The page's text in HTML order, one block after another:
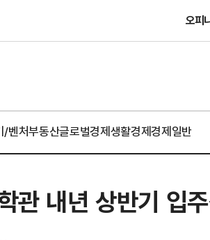
오피
/벤처부동산글로벌경제생활경제경제일반
관 내년 상반기 입